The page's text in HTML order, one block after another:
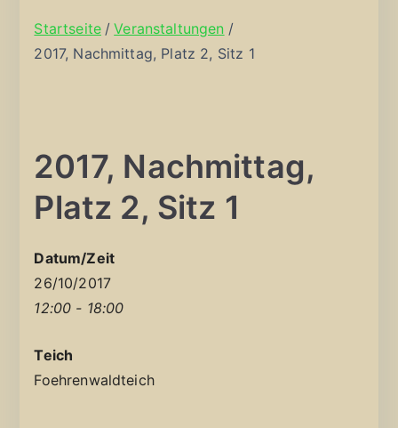
Startseite
Veranstaltungen
2017, Nachmittag, Platz 2, Sitz 1
2017, Nachmittag,
Platz 2, Sitz 1
Datum/Zeit
26/10/2017
12:00 - 18:00
Teich
Foehrenwaldteich